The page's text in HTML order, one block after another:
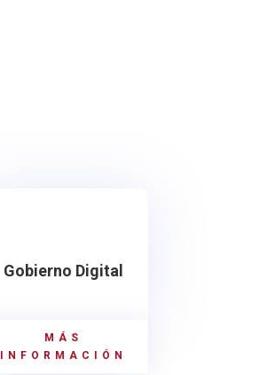
Gobierno Digital
MÁS
INFORMACIÓN